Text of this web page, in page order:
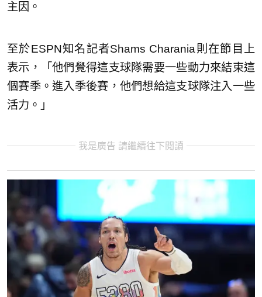
主因。
至於ESPN知名記者Shams Charania則在節目上
表示，「他們覺得這支球隊需要一些動力來結束這
個賽季。進入季後賽，他們想給這支球隊注入一些
活力。」
我是廣告 請繼續往下閱讀